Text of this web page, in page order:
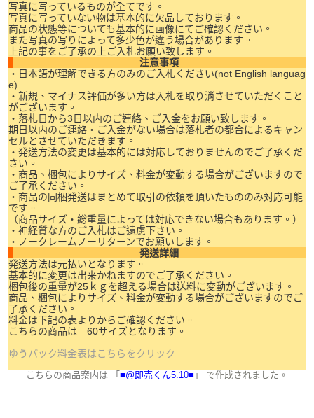
写真に写っているものが全てです。
写真に写っていない物は基本的に欠品しております。
商品の状態等についても基本的に画像にてご確認ください。
また写真の写りによって多少色が違う場合があります。
上記の事をご了承の上ご入札お願い致します。
注意事項
・日本語が理解できる方のみのご入札ください(not English languag
e)
・新規、マイナス評価が多い方は入札を取り消させていただくこと
がございます。
・落札日から3日以内のご連絡、ご入金をお願い致します。
期日以内のご連絡・ご入金がない場合は落札者の都合によるキャン
セルとさせていただきます。
・発送方法の変更は基本的には対応しておりませんのでご了承くだ
さい。
・商品、梱包によりサイズ、料金が変動する場合がございますので
ご了承ください。
・商品の同梱発送はまとめて取引の依頼を頂いたもののみ対応可能
です。
（商品サイズ・総重量によっては対応できない場合もあります。）
・神経質な方のご入札はご遠慮下さい。
・ノークレームノーリターンでお願いします。
発送詳細
発送方法は元払いとなります。
基本的に変更は出来かねますのでご了承ください。
梱包後の重量が25ｋｇを超える場合は送料に変動がございます。
商品、梱包によりサイズ、料金が変動する場合がございますのでご
了承ください。
料金は下記の表よりからご確認ください。
こちらの商品は 60サイズとなります。
ゆうパック料金表はこちらをクリック
こちらの商品案内は 「 ■@即売くん5.10■ 」 で作成されました。